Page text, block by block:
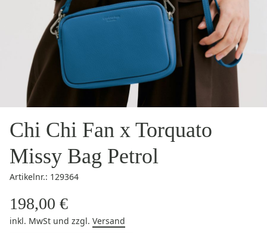
Chi Chi Fan x Torquato
Missy Bag Petrol
Artikelnr.: 129364
198,00 €
inkl. MwSt und zzgl. Versand